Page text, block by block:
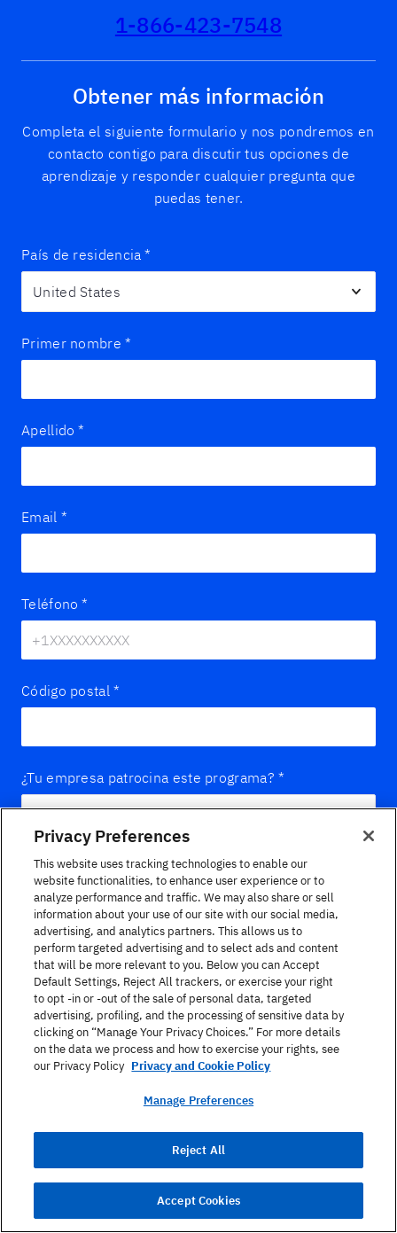
1-866-423-7548
Obtener más información
Completa el siguiente formulario y nos pondremos en
contacto contigo para discutir tus opciones de
aprendizaje y responder cualquier pregunta que
puedas tener.
País de residencia *
Primer nombre *
Apellido *
Email *
Teléfono *
Código postal *
¿Tu empresa patrocina este programa? *
¿Qué idioma quieres aprender? *
¿Qué programa te interesa?
Mensaje
Privacy Preferences
This website uses tracking technologies to enable our
website functionalities, to enhance user experience or to
analyze performance and traffic. We may also share or sell
information about your use of our site with our social media,
advertising, and analytics partners. This allows us to
perform targeted advertising and to select ads and content
that will be more relevant to you. Below you can Accept
Default Settings, Reject All trackers, or exercise your right
to opt -in or -out of the sale of personal data, targeted
advertising, profiling, and the processing of sensitive data by
clicking on “Manage Your Privacy Choices.” For more details
on the data we process and how to exercise your rights, see
our Privacy Policy Privacy and Cookie Policy
Manage Preferences
Reject All
Accept Cookies